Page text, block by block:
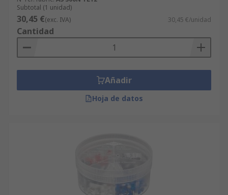
Subtotal (1 unidad)
30,45 €(exc. IVA) 30,45 €/unidad
Cantidad
Añadir
Hoja de datos